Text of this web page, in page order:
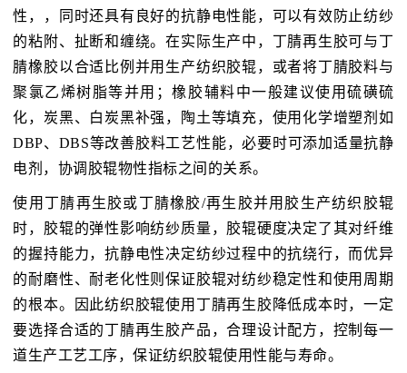
性，，同时还具有良好的抗静电性能，可以有效防止纺纱
的粘附、扯断和缠绕。在实际生产中，丁腈再生胶可与丁
腈橡胶以合适比例并用生产纺织胶辊，或者将丁腈胶料与
聚氯乙烯树脂等并用；橡胶辅料中一般建议使用硫磺硫
化，炭黑、白炭黑补强，陶土等填充，使用化学增塑剂如
DBP、DBS等改善胶料工艺性能，必要时可添加适量抗静
电剂，协调胶辊物性指标之间的关系。
使用丁腈再生胶或丁腈橡胶/再生胶并用胶生产纺织胶辊
时，胶辊的弹性影响纺纱质量，胶辊硬度决定了其对纤维
的握持能力，抗静电性决定纺纱过程中的抗绕行，而优异
的耐磨性、耐老化性则保证胶辊对纺纱稳定性和使用周期
的根本。因此纺织胶辊使用丁腈再生胶降低成本时，一定
要选择合适的丁腈再生胶产品，合理设计配方，控制每一
道生产工艺工序，保证纺织胶辊使用性能与寿命。